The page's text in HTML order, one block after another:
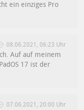
ein einziges Pro
08.06.2021, 06:23 Uhr
Auf auf meinem
17 ist der
07.06.2021, 20:00 Uhr